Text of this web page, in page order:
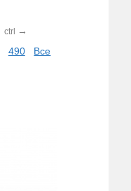
ctrl →
490 Все